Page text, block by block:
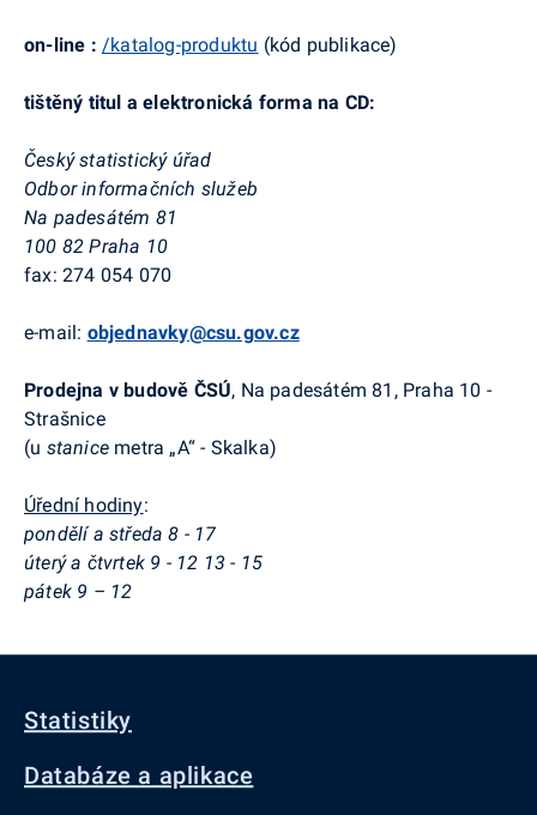
on-line : /katalog-produktu (kód publikace)
tištěný titul a elektronická forma na CD:
Český statistický úřad
Odbor informačních služeb
Na padesátém 81
100 82 Praha 10
fax: 274 054 070
e-mail: objednavky@csu.gov.cz
Prodejna v budově ČSÚ, Na padesátém 81, Praha 10 -
Strašnice
(u stanice metra „A“ - Skalka)
Úřední hodiny:
pondělí a středa 8 - 17
úterý a čtvrtek 9 - 12 13 - 15
pátek 9 – 12
Statistiky
Databáze a aplikace